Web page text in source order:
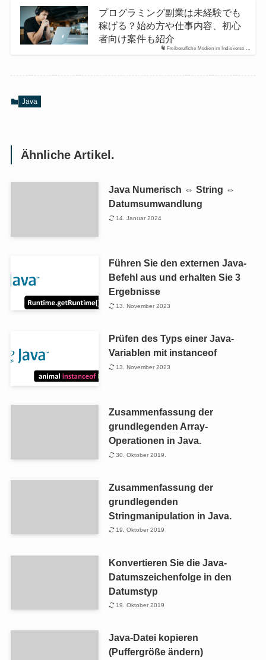
Freiberufliche Medien im Indieverse …
プログラミング副業は未経験でも
稼げる？始め方や仕事内容、初心
者向け案件も紹介
Java
Ähnliche Artikel.
Java Numerisch ⇔ String ⇔
Datumsumwandlung
14. Januar 2024
Führen Sie den externen Java-
Befehl aus und erhalten Sie 3
Ergebnisse
13. November 2023
Prüfen des Typs einer Java-
Variablen mit instanceof
13. November 2023
Zusammenfassung der
grundlegenden Array-
Operationen in Java.
30. Oktober 2019.
Zusammenfassung der
grundlegenden
Stringmanipulation in Java.
19. Oktober 2019
Konvertieren Sie die Java-
Datumszeichenfolge in den
Datumstyp
19. Oktober 2019
Java-Datei kopieren
(Puffergröße ändern)